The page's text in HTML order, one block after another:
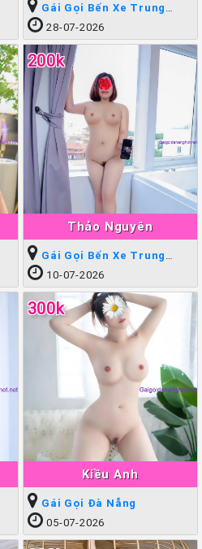
Gái Gọi Bến Xe Trung
Tâm28-07-2026
Thảo Nguyên
200k
Gái Gọi Bến Xe Trung
Tâm10-07-2026
Kiều Anh
300k
Gái Gọi Đà Nẵng
05-07-2026